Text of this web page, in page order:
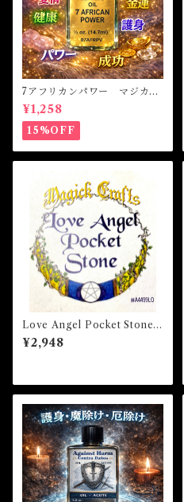
7アフリカンパワー マジカル
オイル・魔女オイル 7AFRI
CAN POWERS Magical Oil
¥1,258
15%OFF
Love Angel Pocket Stone
ラブエンジェルポケットスト
ーン 白魔術アミュレット
¥2,948